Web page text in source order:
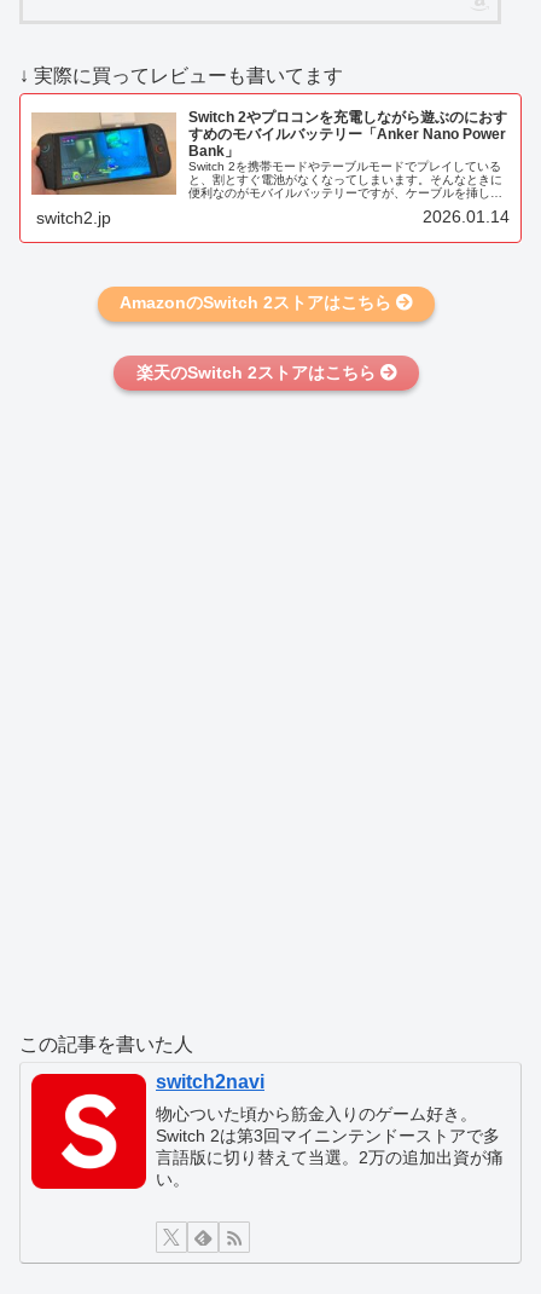
↓ 実際に買ってレビューも書いてます
Switch 2やプロコンを充電しながら遊ぶのにおす
すめのモバイルバッテリー「Anker Nano Power
Bank」
Switch 2を携帯モードやテーブルモードでプレイしている
と、割とすぐ電池がなくなってしまいます。そんなときに
便利なのがモバイルバッテリーですが、ケーブルを挿しっ
switch2.jp 2026.01.14
AmazonのSwitch 2ストアはこちら
楽天のSwitch 2ストアはこちら
この記事を書いた人
switch2navi
物心ついた頃から筋金入りのゲーム好き。
Switch 2は第3回マイニンテンドーストアで多
言語版に切り替えて当選。2万の追加出資が痛
い。